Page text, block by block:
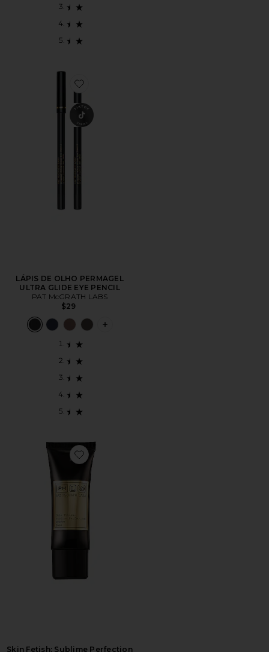
Favorite LÁPIS DE OLHO PERMAGEL ULTRA GLIDE
LÁPIS DE OLHO PERMAGEL
ULTRA GLIDE EYE PENCIL
PAT McGRATH LABS
$29
PLUS ICON TO SEE MORE OPTIONS
Favorite Skin Fetish: Sublime Perfection Primer
Skin Fetish: Sublime Perfection